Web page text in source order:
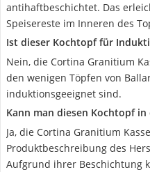
antihaftbeschichtet. Das
Speisereste im Inneren des
Ist dieser Kochtopf für
Nein, die Cortina Granitium
den wenigen Töpfen von
induktionsgeeignet sind.
Kann man diesen Kochtopf
Ja, die Cortina Granitium
Produktbeschreibung des
Aufgrund ihrer Beschichtung